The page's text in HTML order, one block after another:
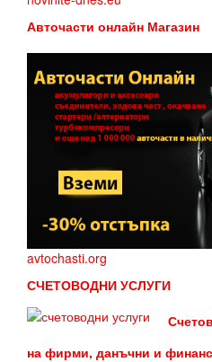
Авточасти онлайн Магазин
avtochasti.org
СЧЕТОВОДНИ УСЛУГИ
на фирми, данъчни и